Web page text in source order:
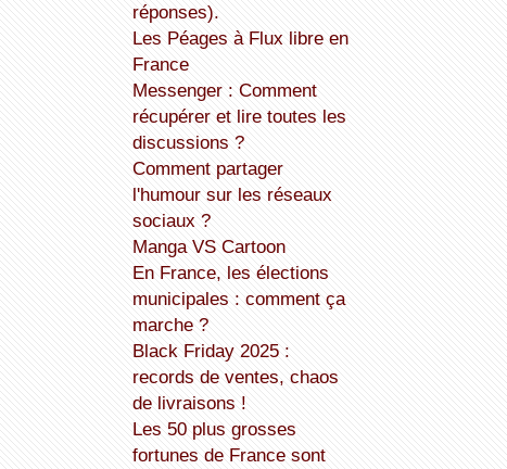
réponses).
Les Péages à Flux libre en
France
Messenger : Comment
récupérer et lire toutes les
discussions ?
Comment partager
l'humour sur les réseaux
sociaux ?
Manga VS Cartoon
En France, les élections
municipales : comment ça
marche ?
Black Friday 2025 :
records de ventes, chaos
de livraisons !
Les 50 plus grosses
fortunes de France sont